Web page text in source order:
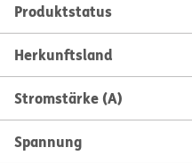
Produktstatus
Herkunftsland
Stromstärke (A)
Spannung